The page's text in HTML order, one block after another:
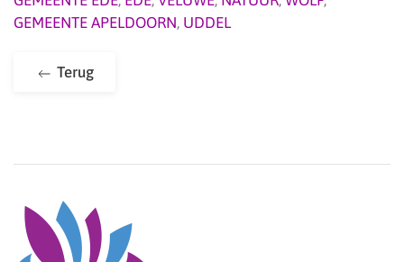
GEMEENTE APELDOORN, UDDEL
Terug